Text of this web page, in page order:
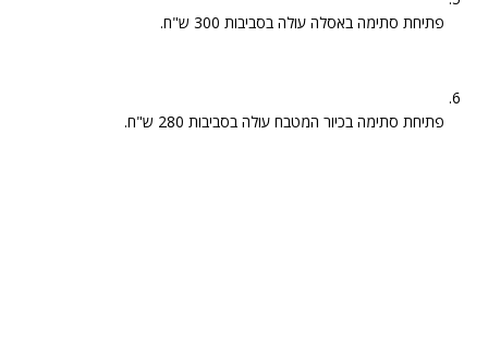
פתיחת סתימה באסלה עולה בסביבות 300 ש"ח.
פתיחת סתימה בכיור המטבח עולה בסביבות 280 ש"ח.